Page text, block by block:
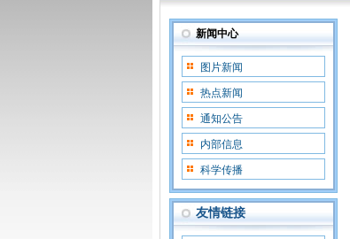
新闻中心
图片新闻
热点新闻
通知公告
内部信息
科学传播
友情链接